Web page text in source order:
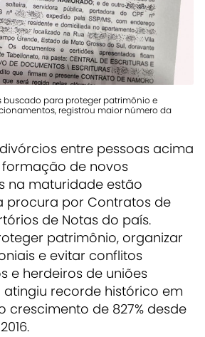
buscado para proteger patrimônio e
registrou maior número da
entre pessoas acima
de novos
na maturidade estão
procura por Contratos de
de Notas do país.
patrimônio, organizar
e evitar conflitos
e herdeiros de uniões
atingiu recorde histórico em
crescimento de 827% desde